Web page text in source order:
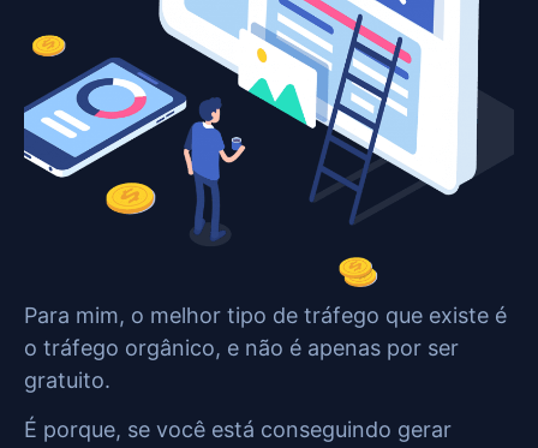
Para mim, o melhor tipo de tráfego que existe é
o tráfego orgânico, e não é apenas por ser
gratuito.
É porque, se você está conseguindo gerar